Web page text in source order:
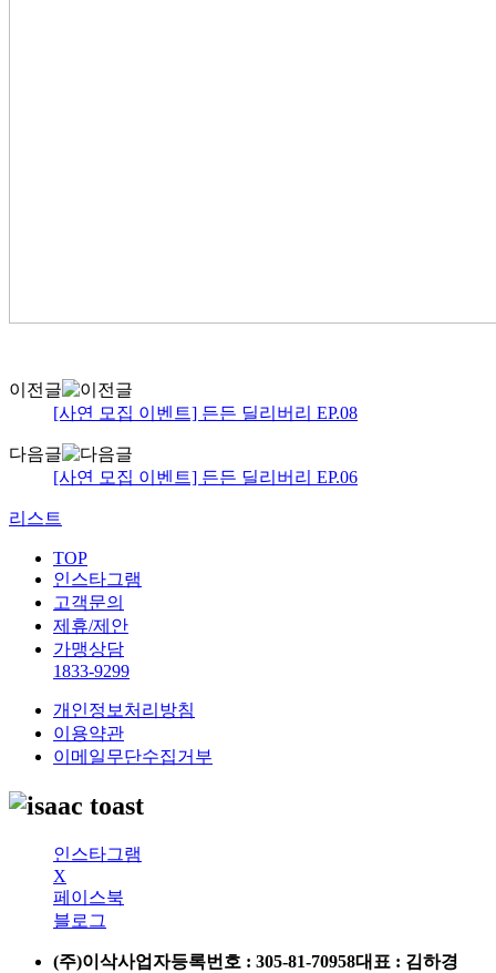
이전글
[사연 모집 이벤트] 든든 딜리버리 EP.08
다음글
[사연 모집 이벤트] 든든 딜리버리 EP.06
리스트
TOP
인스타그램
고객문의
제휴/제안
가맹상담
1833-9299
개인정보처리방침
이용약관
이메일무단수집거부
인스타그램
X
페이스북
블로그
(주)이삭사업자등록번호 : 305-81-70958대표 : 김하경